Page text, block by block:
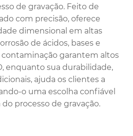
de gravação. Feito de
com precisão, oferece
dimensional em altas
de ácidos, bases e
contaminação garantem altos
enquanto sua durabilidade,
ajuda os clientes a
o uma escolha confiável
processo de gravação.